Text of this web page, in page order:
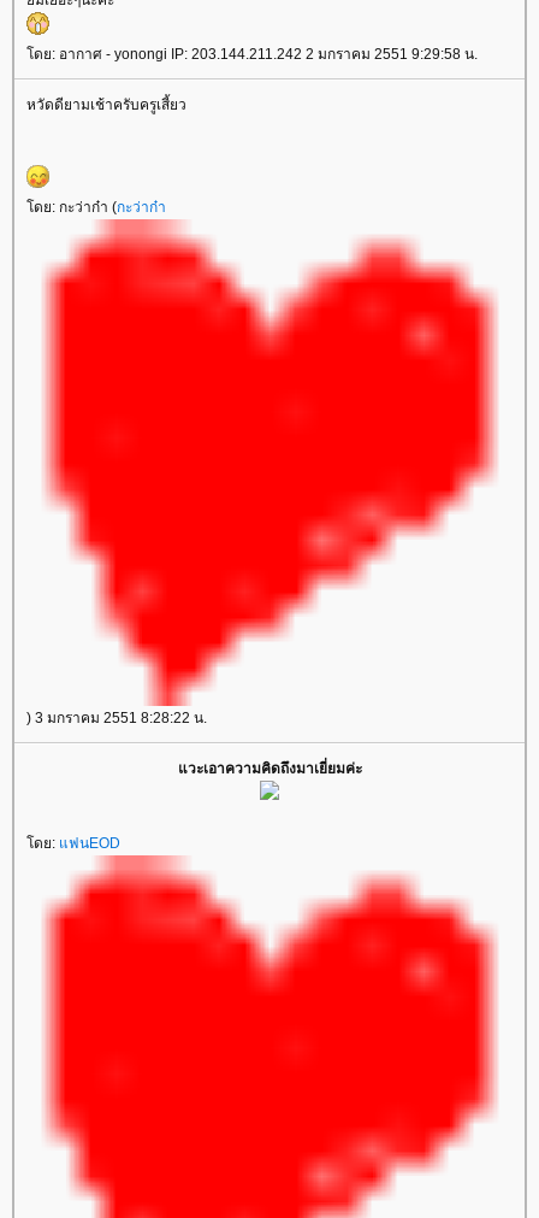
ดย: อากาศ - yonongi IP: 203.144.211.242 2 มกราคม 2551 9:29:58 น.
หวัดดียามเช้าครับครูเสี้ยว
ดย: กะว่าก๋า (กะว่าก๋า
) 3 มกราคม 2551 8:28:22 น.
วะเอาความคิดถึงมาเยี่ยมค่ะ
ดย: ฟนEOD